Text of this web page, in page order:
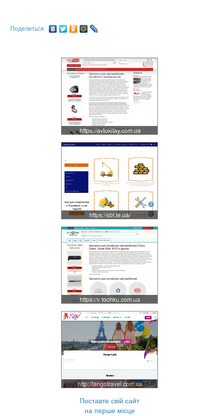
Поделиться
https://avtokitay.com.ua
https://sbt.te.ua/
https://v-tochku.com.ua
http://tangotravel.com.ua
Поставте свій сайт
на перше місце